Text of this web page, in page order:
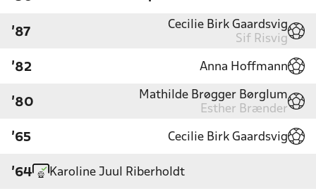
'87
Cecilie Birk Gaardsvig
Sif Risvig
'82 Anna Hoffmann
'80
Mathilde Brøgger Børglum
Esther Brænder
'65 Cecilie Birk Gaardsvig
'64 Karoline Juul Riberholdt